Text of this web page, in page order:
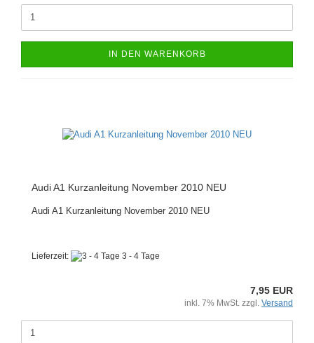
IN DEN WARENKORB
Audi A1 Kurzanleitung November 2010 NEU
Audi A1 Kurzanleitung November 2010 NEU
Lieferzeit: 3 - 4 Tage
7,95 EUR
inkl. 7% MwSt. zzgl. Versand